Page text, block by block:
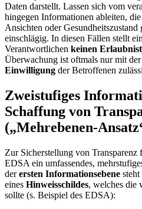
Daten darstellt. Lassen sich vom
hingegen Informationen ableiten,
Ansichten oder
einschlägig. In diesen Fällen stellt ein
Verantwortlichen keinen
Überwachung ist oftmals nur mit der
Einwilligung der Betroffenen
Zweistufiges
Schaffung von
(„Mehrebenen-
Zur Sicherstellung von
EDSA ein umfassendes,
derersten Informationsebene
eines Hinweisschildes, welches die
sollte (s. Beispiel des EDSA):